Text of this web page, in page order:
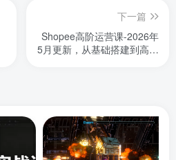
下一篇
Shopee高阶运营课-2026年
5月更新，从基础搭建到高阶